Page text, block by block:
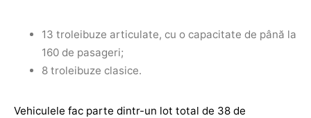
13 troleibuze articulate, cu o capacitate de până la
160 de pasageri;
8 troleibuze clasice.
Vehiculele fac parte dintr-un lot total de 38 de